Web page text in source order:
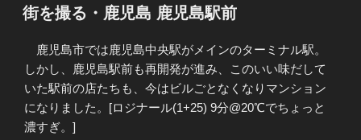
稿
日:
街を撮る・鹿児島 鹿児島駅前
鹿児島市では鹿児島中央駅がメインのターミナル駅。
しかし、鹿児島駅前も再開発が進み、このいい味だして
いた駅前の店たちも、今はビルごとなくなりマンション
になりました。[ロジナール(1+25) 9分@20℃でちょっと
濃すぎ。]